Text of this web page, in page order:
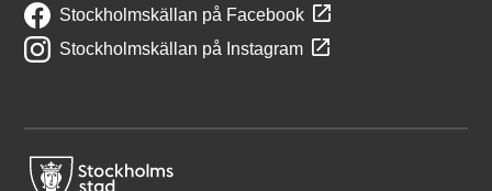
Stockholmskällan på Facebook
Stockholmskällan på Instagram